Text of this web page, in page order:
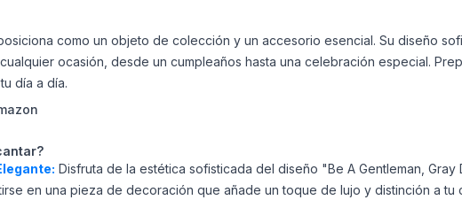
como un objeto de colección y un accesorio esencial. Su diseño
ocasión, desde un cumpleaños hasta una celebración especial.
día a día.
Disfruta de la estética sofisticada del diseño "Be A Gentleman,
en una pieza de decoración que añade un toque de lujo y distinción a